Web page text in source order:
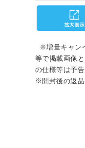
※増量キャン
等で掲載画像
の仕様等は予
※開封後の返